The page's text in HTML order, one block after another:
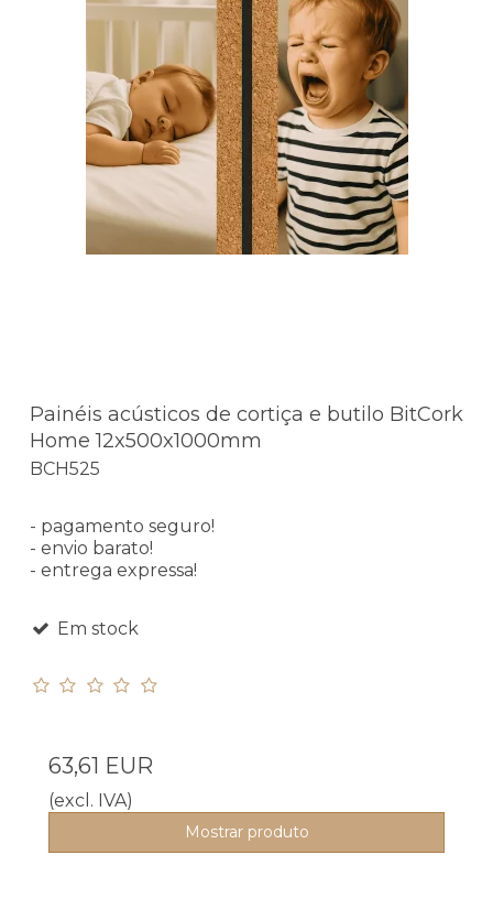
Painéis acústicos de cortiça e butilo BitCork
Home 12x500x1000mm
BCH525
- pagamento seguro!
- envio barato!
- entrega expressa!
Em stock
63,61 EUR
(excl. IVA)
Mostrar produto